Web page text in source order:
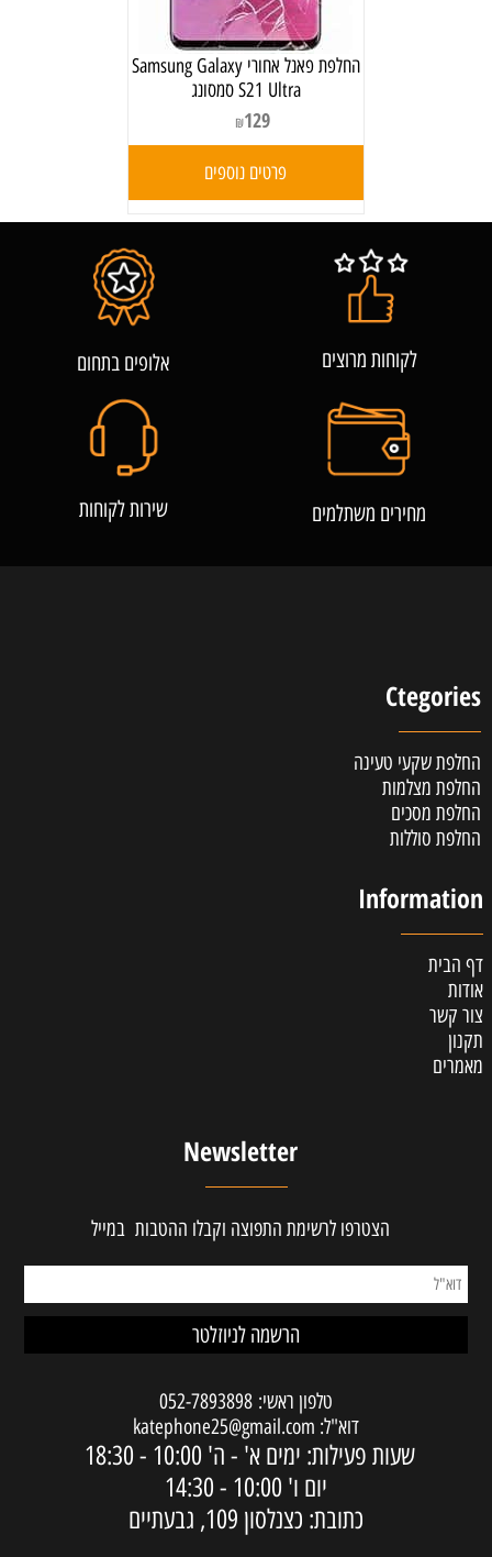
‏החלפת פאנל אחורי Samsung Galaxy
S21 Ultra סמסונג
₪129
פרטים נוספים
לקוחות מרוצים אלופים בתחום
מחירים משתלמים שירות לקוחות
Ctegories
החלפת שקעי טעינה
החלפת מצלמות
החלפת מסכים
החלפת סוללות
Information
דף הבית
אודות
צור קשר
תקנון
מאמרים
Newsletter
הצטרפו לרשימת התפוצה וקבלו ההטבות במייל
טלפון ראשי: 052-7893898
דוא"ל: katephone25@gmail.com
שעות פעילות: ימים א' - ה' 10:00 - 18:30
יום ו' 10:00 - 14:30
כתובת: כצנלסון 109, גבעתיים